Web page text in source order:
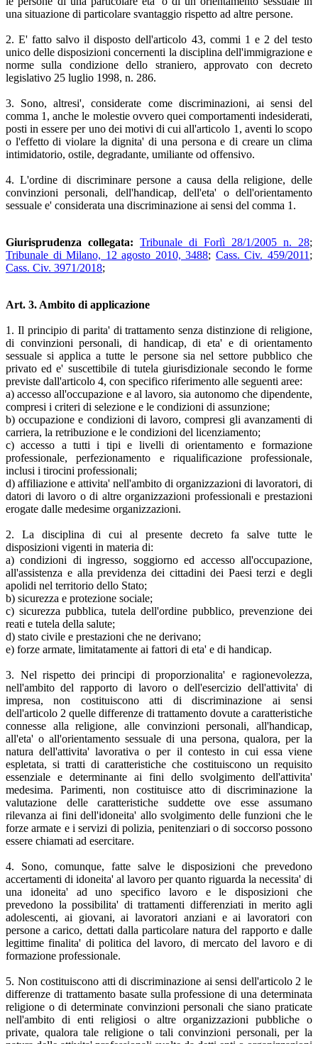
una situazione di particolare svantaggio rispetto ad altre persone.
2. E' fatto salvo il disposto dell'articolo 43, commi 1 e 2 del testo
unico delle disposizioni concernenti la disciplina dell'immigrazione e
norme sulla condizione dello straniero, approvato con decreto
legislativo 25 luglio 1998, n. 286.
3. Sono, altresi', considerate come discriminazioni, ai sensi del
comma 1, anche le molestie ovvero quei comportamenti indesiderati,
posti in essere per uno dei motivi di cui all'articolo 1, aventi lo scopo
o l'effetto di violare la dignita' di una persona e di creare un clima
intimidatorio, ostile, degradante, umiliante od offensivo.
4. L'ordine di discriminare persone a causa della religione, delle
convinzioni personali, dell'handicap, dell'eta' o dell'orientamento
sessuale e' considerata una discriminazione ai sensi del comma 1.
Giurisprudenza collegata: Tribunale di Forlì 28/1/2005 n. 28;
Tribunale di Milano, 12 agosto 2010, 3488; Cass. Civ. 459/2011 ;
Cass. Civ. 3971/2018;
Art. 3. Ambito di applicazione
1. Il principio di parita' di trattamento senza distinzione di religione,
di convinzioni personali, di handicap, di eta' e di orientamento
sessuale si applica a tutte le persone sia nel settore pubblico che
privato ed e' suscettibile di tutela giurisdizionale secondo le forme
previste dall'articolo 4, con specifico riferimento alle seguenti aree:
a) accesso all'occupazione e al lavoro, sia autonomo che dipendente,
compresi i criteri di selezione e le condizioni di assunzione;
b) occupazione e condizioni di lavoro, compresi gli avanzamenti di
carriera, la retribuzione e le condizioni del licenziamento;
c) accesso a tutti i tipi e livelli di orientamento e formazione
professionale, perfezionamento e riqualificazione professionale,
inclusi i tirocini professionali;
d) affiliazione e attivita' nell'ambito di organizzazioni di lavoratori, di
datori di lavoro o di altre organizzazioni professionali e prestazioni
erogate dalle medesime organizzazioni.
2. La disciplina di cui al presente decreto fa salve tutte le
disposizioni vigenti in materia di:
a) condizioni di ingresso, soggiorno ed accesso all'occupazione,
all'assistenza e alla previdenza dei cittadini dei Paesi terzi e degli
apolidi nel territorio dello Stato;
b) sicurezza e protezione sociale;
c) sicurezza pubblica, tutela dell'ordine pubblico, prevenzione dei
reati e tutela della salute;
d) stato civile e prestazioni che ne derivano;
e) forze armate, limitatamente ai fattori di eta' e di handicap.
3. Nel rispetto dei principi di proporzionalita' e ragionevolezza,
nell'ambito del rapporto di lavoro o dell'esercizio dell'attivita' di
impresa, non costituiscono atti di discriminazione ai sensi
dell'articolo 2 quelle differenze di trattamento dovute a caratteristiche
connesse alla religione, alle convinzioni personali, all'handicap,
all'eta' o all'orientamento sessuale di una persona, qualora, per la
natura dell'attivita' lavorativa o per il contesto in cui essa viene
espletata, si tratti di caratteristiche che costituiscono un requisito
essenziale e determinante ai fini dello svolgimento dell'attivita'
medesima. Parimenti, non costituisce atto di discriminazione la
valutazione delle caratteristiche suddette ove esse assumano
rilevanza ai fini dell'idoneita' allo svolgimento delle funzioni che le
forze armate e i servizi di polizia, penitenziari o di soccorso possono
essere chiamati ad esercitare.
4. Sono, comunque, fatte salve le disposizioni che prevedono
accertamenti di idoneita' al lavoro per quanto riguarda la necessita' di
una idoneita' ad uno specifico lavoro e le disposizioni che
prevedono la possibilita' di trattamenti differenziati in merito agli
adolescenti, ai giovani, ai lavoratori anziani e ai lavoratori con
persone a carico, dettati dalla particolare natura del rapporto e dalle
legittime finalita' di politica del lavoro, di mercato del lavoro e di
formazione professionale.
5. Non costituiscono atti di discriminazione ai sensi dell'articolo 2 le
differenze di trattamento basate sulla professione di una determinata
religione o di determinate convinzioni personali che siano praticate
nell'ambito di enti religiosi o altre organizzazioni pubbliche o
private, qualora tale religione o tali convinzioni personali, per la